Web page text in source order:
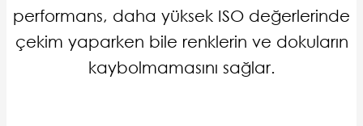
performans, daha yüksek ISO değerlerinde
çekim yaparken bile renklerin ve dokuların
kaybolmamasını sağlar.